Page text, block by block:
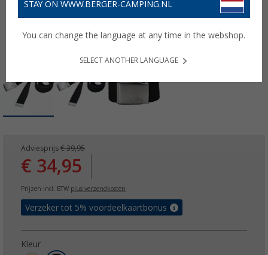
Adviesprijs € 39,95
€ 34,95
Prijzen incl. BTW plus verzendkosten
Verzeker tot 5% voordeelkaartbonus
Kleur
STAY ON WWW.BERGER-CAMPING.NL
You can change the language at any time in the webshop.
SELECT ANOTHER LANGUAGE